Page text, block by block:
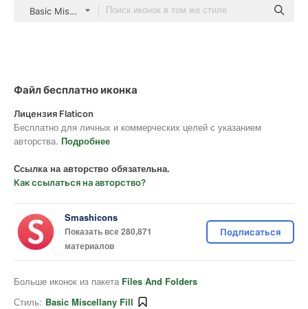
Basic Miscellany Fill
Файл бесплатно иконка
Лицензия Flaticon
Бесплатно для личных и коммерческих целей с указанием
авторства. Подробнее
Ссылка на авторство обязательна.
Как ссылаться на авторство?
Smashicons
Показать все 280,871
материалов
Подписаться
Больше иконок из пакета Files And Folders
Стиль: Basic Miscellany Fill